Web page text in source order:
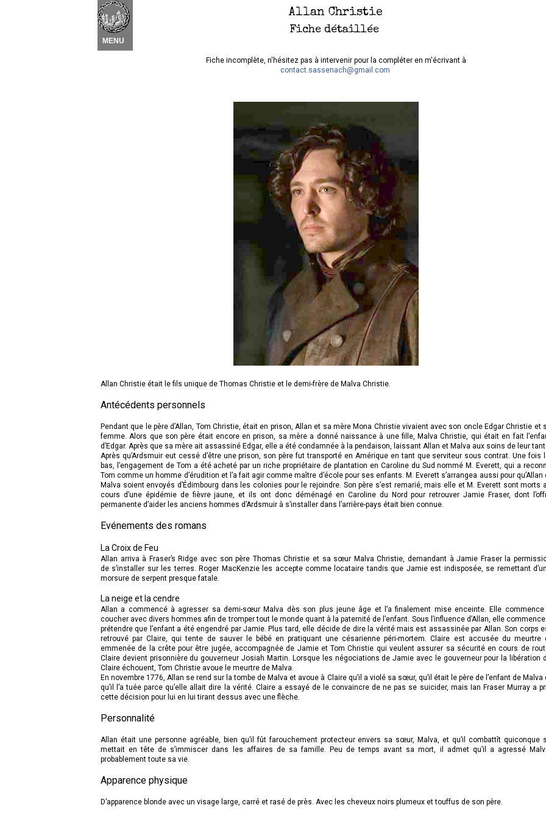
MENU
Nouvel élément
Allan Christie était le fils unique de Thomas Christie et le demi-frère de Malva Christie.
Antécédents personnels
Pendant que le père d’Allan, Tom Christie, était en prison, Allan et sa mère Mona Christie vivaient avec son oncle Edgar Christie et
femme. Alors que son père était encore en prison, sa mère a donné naissance à une fille, Malva Christie, qui était en fait
d’Edgar. Après que sa mère ait assassiné Edgar, elle a été condamnée à la pendaison, laissant Allan et Malva aux soins de leur
Après qu’Ardsmuir eut cessé d’être une prison, son père fut transporté en Amérique en tant que serviteur sous contrat. Une fois
bas, l’engagement de Tom a été acheté par un riche propriétaire de plantation en Caroline du Sud nommé M. Everett, qui a
Tom comme un homme d’érudition et l’a fait agir comme maître d’école pour ses enfants. M. Everett s’arrangea aussi pour qu’Allan
Malva soient envoyés d’Édimbourg dans les colonies pour le rejoindre. Son père s’est remarié, mais elle et M. Everett sont morts
cours d’une épidémie de fièvre jaune, et ils ont donc déménagé en Caroline du Nord pour retrouver Jamie Fraser, dont
permanente d’aider les anciens hommes d’Ardsmuir à s’installer dans l’arrière-pays était bien connue.
Evénements des romans
La Croix de Feu
Allan arriva à Fraser’s Ridge avec son père Thomas Christie et sa sœur Malva Christie, demandant à Jamie Fraser la
de s’installer sur les terres. Roger MacKenzie les accepte comme locataire tandis que Jamie est indisposée, se remettant
morsure de serpent presque fatale.
La neige et la cendre
Allan a commencé à agresser sa demi-sœur Malva dès son plus jeune âge et l’a finalement mise enceinte. Elle commence
coucher avec divers hommes afin de tromper tout le monde quant à la paternité de l’enfant. Sous l’influence d’Allan, elle commence
prétendre que l’enfant a été engendré par Jamie. Plus tard, elle décide de dire la vérité mais est assassinée par Allan. Son corps
retrouvé par Claire, qui tente de sauver le bébé en pratiquant une césarienne péri-mortem. Claire est accusée du meurtre
emmenée de la crête pour être jugée, accompagnée de Jamie et Tom Christie qui veulent assurer sa sécurité en cours de
Claire devient prisonnière du gouverneur Josiah Martin. Lorsque les négociations de Jamie avec le gouverneur pour la libération
Claire échouent, Tom Christie avoue le meurtre de Malva.
En novembre 1776, Allan se rend sur la tombe de Malva et avoue à Claire qu’il a violé sa sœur, qu’il était le père de l’enfant de Malva
qu’il l’a tuée parce qu’elle allait dire la vérité. Claire a essayé de le convaincre de ne pas se suicider, mais Ian Fraser Murray a
cette décision pour lui en lui tirant dessus avec une flèche.
Personnalité
Allan était une personne agréable, bien qu’il fût farouchement protecteur envers sa sœur, Malva, et qu’il combattît quiconque
mettait en tête de s’immiscer dans les affaires de sa famille. Peu de temps avant sa mort, il admet qu’il a agressé
probablement toute sa vie.
Apparence physique
D’apparence blonde avec un visage large, carré et rasé de près. Avec les cheveux noirs plumeux et touffus de son père.
Allan Christie
Fiche détaillée
Fiche incomplète, n'hésitez pas à intervenir pour la compléter en m'écrivant à
contact.sassenach@gmail.com